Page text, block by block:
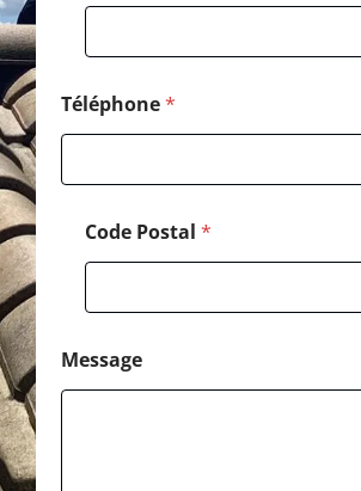
Téléphone*
Code Postal *
Message